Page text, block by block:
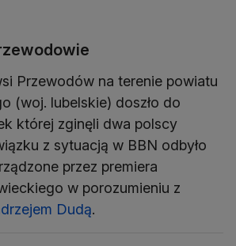
Przewodów na terenie powiatu
(woj. lubelskie) doszło do
której zginęli dwa polscy
z sytuacją w BBN odbyło
przez premiera
w porozumieniu z
Dudą.